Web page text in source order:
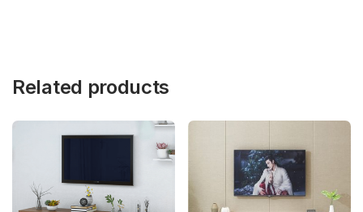
Related products